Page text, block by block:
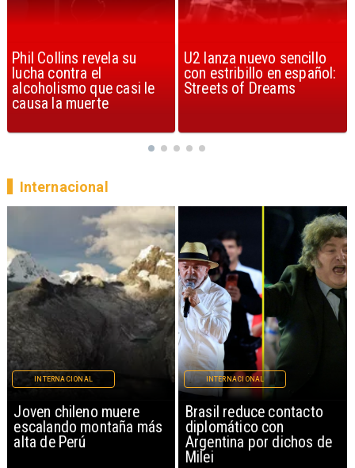
U2 lanza nuevo sencillo
con estribillo en español:
Streets of Dreams
“Africa” de Toto es
considerada la mejor
canción, según la ciencia
Brasil reduce contacto
diplomático con
Argentina por dichos de
INTERNACIONAL
China restringe
exportación de drones a
EEUU y sanciona
empresas
INTERNACIONAL
Internacional